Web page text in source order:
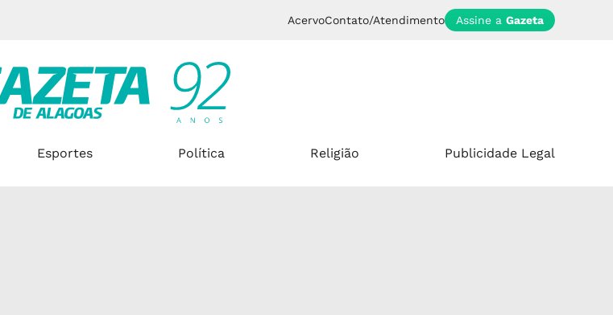
AcervoContato/Atendimento Assine a Gazeta
Esportes Política Religião Publicidade Legal